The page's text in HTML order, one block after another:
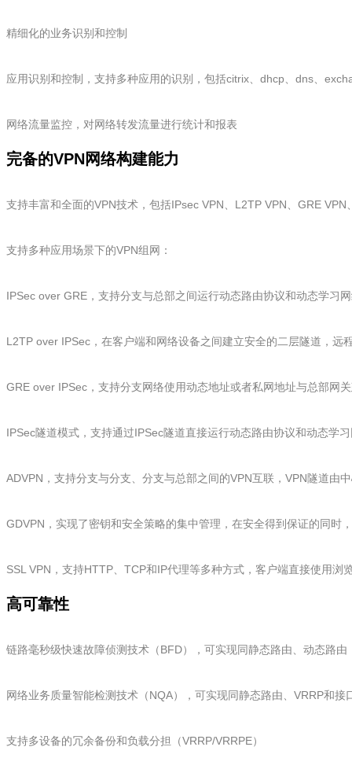
精细化的业务识别和控制
应用识别和控制，支持多种应用的识别，包括citrix、dhcp、dns、
网络流量监控，对网络转发流量进行统计和报表
完备的VPN网络构建能力
支持丰富和全面的VPN技术，包括IPsec VPN、L2TP VPN、GRE
支持多种应用场景下的VPN组网：
IPSec over GRE，支持分支与总部之间运行动态路由协议和动态学习
L2TP over IPSec，在客户端和网络设备之间建立安全的二层隧道，远
GRE over IPSec，支持分支网络使用动态地址或者私网地址与总部网
IPSec隧道模式，支持通过IPSec隧道直接运行动态路由协议和动态学
ADVPN，支持分支与分支、分支与总部之间的VPN互联，VPN隧道由
GDVPN，实现了密钥和安全策略的集中管理，在安全得到保证的同时
SSL VPN，支持HTTP、TCP和IP代理等多种方式，客户端直接使用浏
高可靠性
链路毫秒级快速故障侦测技术（BFD），可实现同静态路由、动态路
网络业务质量智能检测技术（NQA），可实现同静态路由、VRRP和接
支持多设备的冗余备份和负载分担（VRRP/VRRPE）